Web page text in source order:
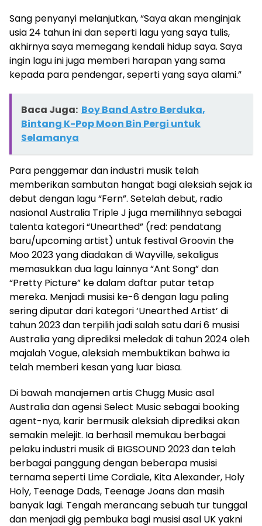
Sang penyanyi melanjutkan, “Saya akan menginjak
usia 24 tahun ini dan seperti lagu yang saya tulis,
akhirnya saya memegang kendali hidup saya. Saya
ingin lagu ini juga memberi harapan yang sama
kepada para pendengar, seperti yang saya alami.”
Baca Juga: Boy Band Astro Berduka,
Bintang K-Pop Moon Bin Pergi untuk
Selamanya
Para penggemar dan industri musik telah
memberikan sambutan hangat bagi aleksiah sejak ia
debut dengan lagu “Fern”. Setelah debut, radio
nasional Australia Triple J juga memilihnya sebagai
talenta kategori “Unearthed” (red: pendatang
baru/upcoming artist) untuk festival Groovin the
Moo 2023 yang diadakan di Wayville, sekaligus
memasukkan dua lagu lainnya “Ant Song” dan
“Pretty Picture” ke dalam daftar putar tetap
mereka. Menjadi musisi ke-6 dengan lagu paling
sering diputar dari kategori ‘Unearthed Artist’ di
tahun 2023 dan terpilih jadi salah satu dari 6 musisi
Australia yang diprediksi meledak di tahun 2024 oleh
majalah Vogue, aleksiah membuktikan bahwa ia
telah memberi kesan yang luar biasa.
Di bawah manajemen artis Chugg Music asal
Australia dan agensi Select Music sebagai booking
agent-nya, karir bermusik aleksiah diprediksi akan
semakin melejit. Ia berhasil memukau berbagai
pelaku industri musik di BIGSOUND 2023 dan telah
berbagai panggung dengan beberapa musisi
ternama seperti Lime Cordiale, Kita Alexander, Holy
Holy, Teenage Dads, Teenage Joans dan masih
banyak lagi. Tengah merancang sebuah tur tunggal
dan menjadi gig pembuka bagi musisi asal UK yakni